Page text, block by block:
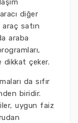
diğer
araç satın
araba
dikkat çeker.
da sıfır
biridir.
uygun faiz